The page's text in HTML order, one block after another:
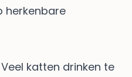
herkenbare
katten drinken te